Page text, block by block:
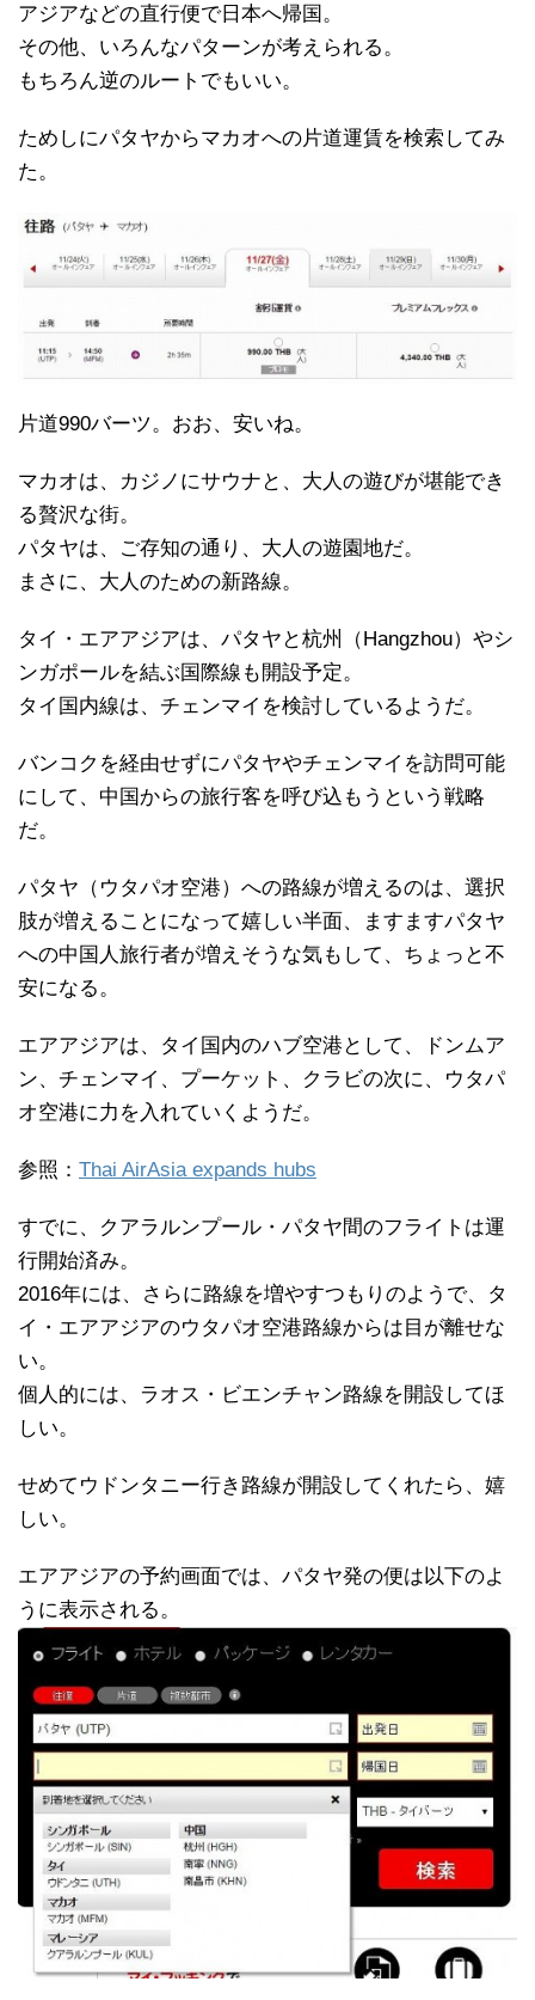
アジアなどの直行便で日本へ帰国。
その他、いろんなパターンが考えられる。
もちろん逆のルートでもいい。
ためしにパタヤからマカオへの片道運賃を検索してみ
た。
片道990バーツ。おお、安いね。
マカオは、カジノにサウナと、大人の遊びが堪能でき
る贅沢な街。
パタヤは、ご存知の通り、大人の遊園地だ。
まさに、大人のための新路線。
タイ・エアアジアは、パタヤと杭州（Hangzhou）やシ
ンガポールを結ぶ国際線も開設予定。
タイ国内線は、チェンマイを検討しているようだ。
バンコクを経由せずにパタヤやチェンマイを訪問可能
にして、中国からの旅行客を呼び込もうという戦略
だ。
パタヤ（ウタパオ空港）への路線が増えるのは、選択
肢が増えることになって嬉しい半面、ますますパタヤ
への中国人旅行者が増えそうな気もして、ちょっと不
安になる。
エアアジアは、タイ国内のハブ空港として、ドンムア
ン、チェンマイ、プーケット、クラビの次に、ウタパ
オ空港に力を入れていくようだ。
参照： Thai AirAsia expands hubs
すでに、クアラルンプール・パタヤ間のフライトは運
行開始済み。
2016年には、さらに路線を増やすつもりのようで、タ
イ・エアアジアのウタパオ空港路線からは目が離せな
い。
個人的には、ラオス・ビエンチャン路線を開設してほ
しい。
せめてウドンタニー行き路線が開設してくれたら、嬉
しい。
エアアジアの予約画面では、パタヤ発の便は以下のよ
うに表示される。